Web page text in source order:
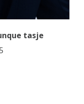
tasje